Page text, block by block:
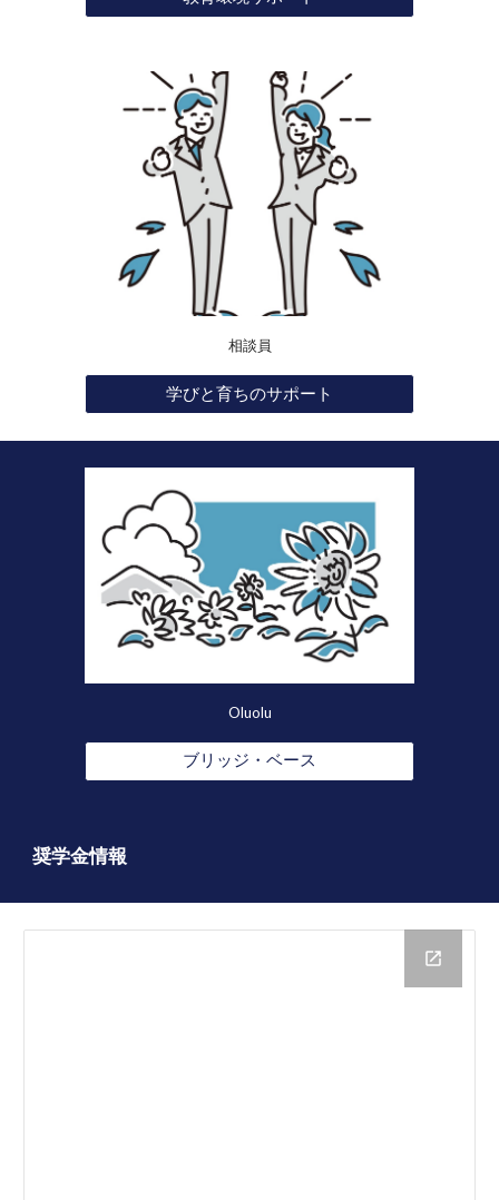
相談員
学びと育ちのサポート
Oluolu
ブリッジ・ベース
奨学金情報